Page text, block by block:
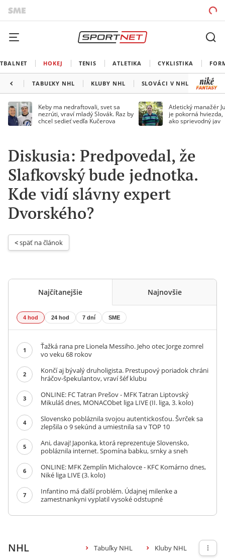
HOKEJ TENIS ATLETIKA CYKLISTIKA
TABUĽKY NHL KLUBY NHL SLOVÁCI V NHL
Keby ma nedraftovali, svet sa
nezrúti, vraví mladý Slovák. Raz by
chcel sedieť vedľa Kučerova
Atletický manažér
je pokorná
ako sprievodný jav
Diskusia: Predpovedal, že
Slafkovský bude jednotka.
Kde vidí slávny expert
Dvorského?
< späť na článok
Najčítanejšie Najnovšie
4 hod 24 hod 7 dní SME
1
Ťažká rana pre Lionela Messiho. Jeho otec Jorge zomrel
vo veku 68 rokov
2
Končí aj bývalý druholigista. Prestupový poriadok chráni
hráčov-špekulantov, vraví šéf klubu
3
ONLINE: FC Tatran Prešov - MFK Tatran Liptovský
Mikuláš dnes, MONACObet liga LIVE (II. liga, 3. kolo)
4
Slovensko pobláznila svojou autentickosťou. Švrček sa
zlepšila o 9 sekúnd a umiestnila sa v TOP 10
5
Ani, davaj! Japonka, ktorá reprezentuje Slovensko,
pobláznila internet. Spomína babku, srnky a sneh
6
ONLINE: MFK Zemplín Michalovce - KFC Komárno dnes,
Niké liga LIVE (3. kolo)
7
Infantino má ďalší problém. Údajnej milenke a
zamestnankyni vyplatil vysoké odstupné
NHL Tabuľky NHL Kluby NHL